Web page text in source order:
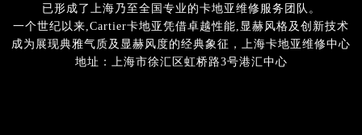
已形成了上海乃至全国专业的卡地亚维修服务团队。
一个世纪以来,Cartier卡地亚凭借卓越性能,显赫风格及创新技术
成为展现典雅气质及显赫风度的经典象征，上海卡地亚维修中心
地址：上海市徐汇区虹桥路3号港汇中心